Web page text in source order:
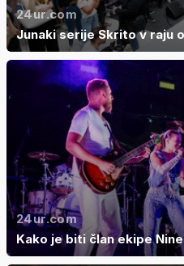
24ur.com
Junaki serije Skrito v raju
24ur.com
Kako je biti član ekipe